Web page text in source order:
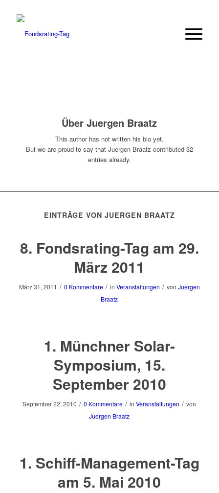
ÜberJuergen Braatz
This author has not written his bio yet.
But we are proud to say that Juergen Braatz contributed 32
entries already.
EINTRÄGE VON JUERGEN BRAATZ
8. Fondsrating-Tag am 29.
März 2011
März 31, 2011 / 0 Kommentare / in Veranstaltungen / von Juergen
Braatz
1. Münchner Solar-
Symposium, 15.
September 2010
September 22, 2010 / 0 Kommentare / inVeranstaltungen / von
Juergen Braatz
1. Schiff-Management-Tag
am 5. Mai 2010